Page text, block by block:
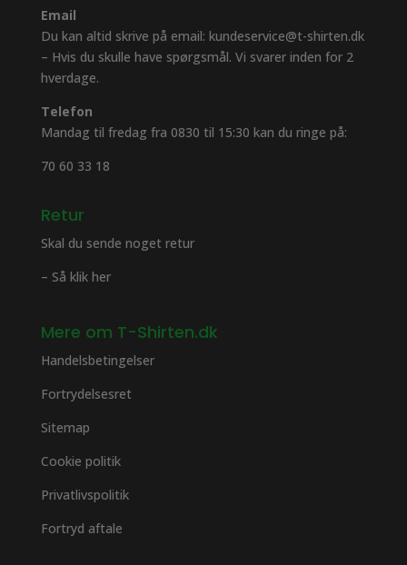
Email
Du kan altid skrive på email: kundeservice@t-shirten.dk
– Hvis du skulle have spørgsmål. Vi svarer inden for 2
hverdage.
Telefon
Mandag til fredag fra 0830 til 15:30 kan du ringe på:
70 60 33 18
Retur
Skal du sende noget retur
– Så klik her
Mere om T-Shirten.dk
Handelsbetingelser
Fortrydelsesret
Sitemap
Cookie politik
Privatlivspolitik
Fortryd aftale